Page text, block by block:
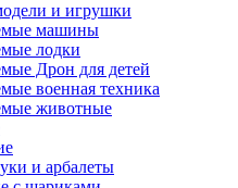
и игрушки
машины
лодки
Дрон для детей
военная техника
животные
и арбалеты